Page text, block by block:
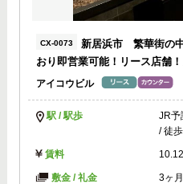
CX-0073
新居浜市 繁華街の
おり即営業可能！リース店舗
アイコウビル
駅 / 駅歩
JR予
/ 徒
賃料
敷金 / 礼金 3ヶ月